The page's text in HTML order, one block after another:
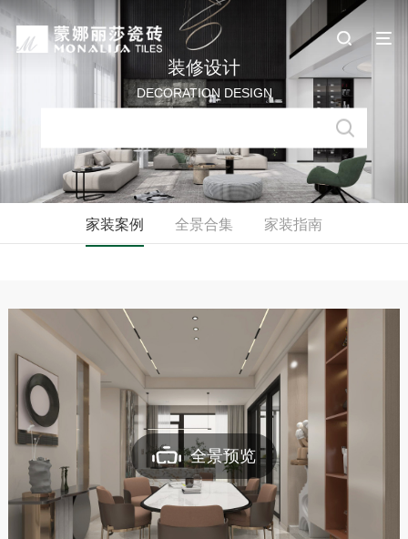
装修设计
DECORATION DESIGN
家装案例 全景合集 家装指南
全景预览